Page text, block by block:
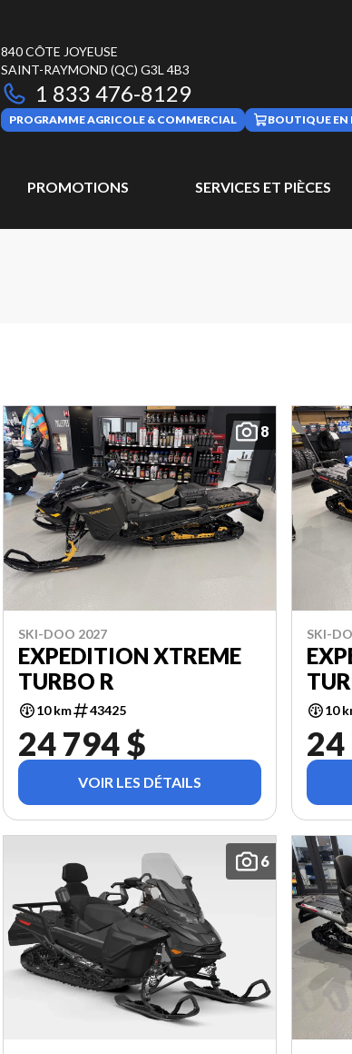
840 CÔTE JOYEUSE
SAINT-RAYMOND (QC) G3L 4B3
1 833 476-8129
PROGRAMME AGRICOLE & COMMERCIAL BOUTIQUE EN
PROMOTIONS SERVICES ET PIÈCES
8
SKI-DOO 2027
EXPEDITION XTREME
TURBO R
10 km 43425
24 794 $
VOIR LES DÉTAILS
SKI-
10
24
6